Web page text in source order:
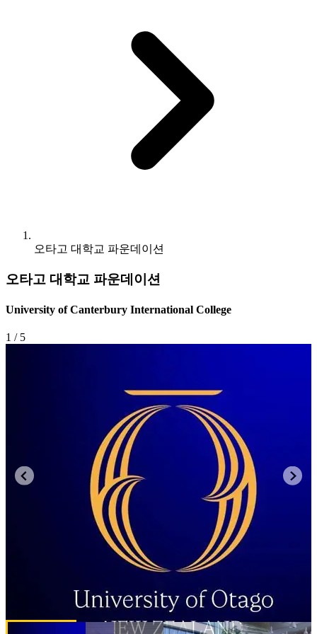
오타고 대학교 파운데이션
오타고 대학교 파운데이션
University of Canterbury International College
1 / 5